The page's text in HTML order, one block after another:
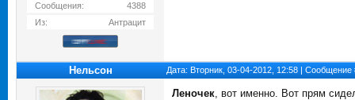
Сообщения:
4388
Из:
Антрацит
Нельсон Дата: Вторник, 03-04-2012, 12:58 |
Леночек, вот именно. Вот прям